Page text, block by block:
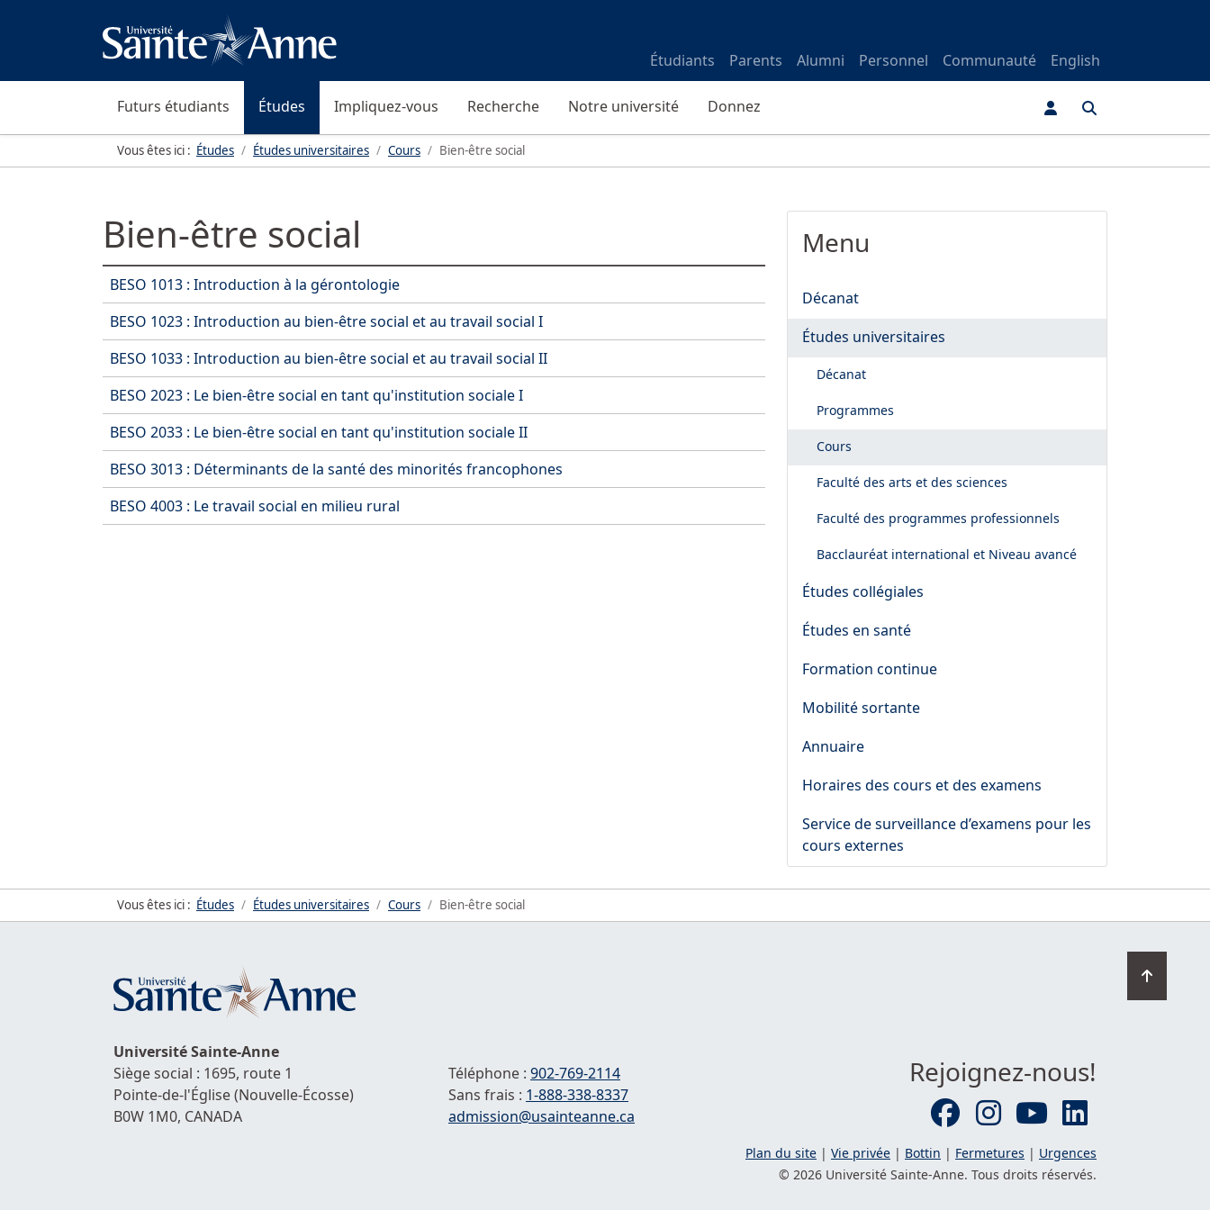
Étudiants Parents Alumni Personnel Communauté English
Futurs étudiants Études Impliquez-vous Recherche Notre université Donnez
Vous êtes ici : Études Études universitaires Cours Bien-être social
Bien-être social
Articles
BESO 1013 : Introduction à la gérontologie
BESO 1023 : Introduction au bien-être social et au travail social I
BESO 1033 : Introduction au bien-être social et au travail social II
BESO 2023 : Le bien-être social en tant qu'institution sociale I
BESO 2033 : Le bien-être social en tant qu'institution sociale II
BESO 3013 : Déterminants de la santé des minorités francophones
BESO 4003 : Le travail social en milieu rural
Menu
Décanat
Études universitaires
Décanat
Programmes
Cours
Faculté des arts et des sciences
Faculté des programmes professionnels
Bacclauréat international et Niveau avancé
Études collégiales
Études en santé
Formation continue
Mobilité sortante
Annuaire
Horaires des cours et des examens
Service de surveillance d’examens pour les
cours externes
Vous êtes ici : Études Études universitaires Cours Bien-être social
en
UniversitéSainte-Anne
Siège social : 1695, route 1
Pointe-de-l'Église(Nouvelle-Écosse)
B0W 1M0, CANADA
Téléphone : 902-769-2114
Sans frais : 1-888-338-8337
Courriel :
admission@usainteanne.ca
Rejoignez-nous!
Plan du site | Vie privée | Bottin | Fermetures | Urgences
© 2026 Université Sainte-Anne. Tous droits réservés.